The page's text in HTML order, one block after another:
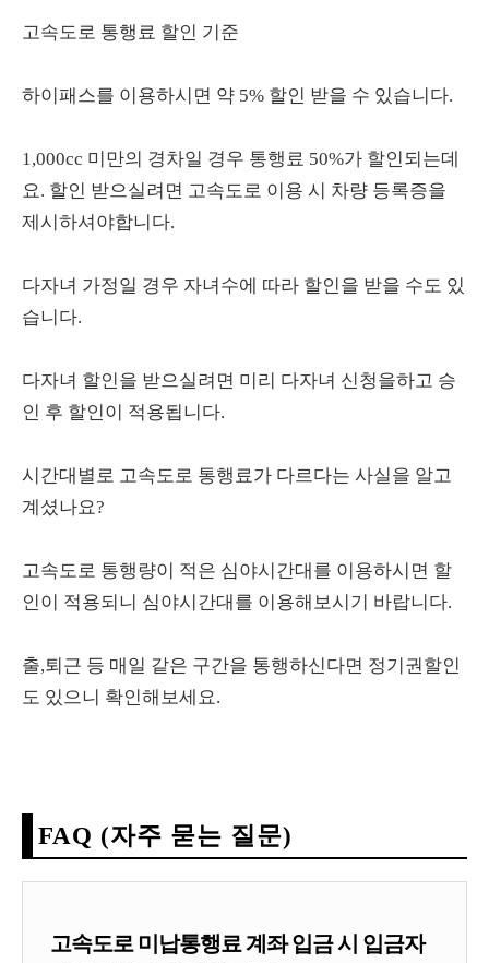
고속도로 통행료 할인 기준
하이패스를 이용하시면 약 5% 할인 받을 수 있습니다.
1,000cc 미만의 경차일 경우 통행료 50%가 할인되는데
요. 할인 받으실려면 고속도로 이용 시 차량 등록증을
제시하셔야합니다.
다자녀 가정일 경우 자녀수에 따라 할인을 받을 수도 있
습니다.
다자녀 할인을 받으실려면 미리 다자녀 신청을하고 승
인 후 할인이 적용됩니다.
시간대별로 고속도로 통행료가 다르다는 사실을 알고
계셨나요?
고속도로 통행량이 적은 심야시간대를 이용하시면 할
인이 적용되니 심야시간대를 이용해보시기 바랍니다.
출,퇴근 등 매일 같은 구간을 통행하신다면 정기권할인
도 있으니 확인해보세요.
FAQ (자주 묻는 질문)
고속도로 미납통행료 계좌 입금 시 입금자